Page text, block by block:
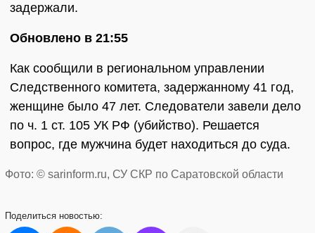
задержали.
Обновлено в 21:55
Как сообщили в региональном управлении
Следственного комитета, задержанному 41 год,
женщине было 47 лет. Следователи завели дело
по ч. 1 ст. 105 УК РФ (убийство). Решается
вопрос, где мужчина будет находиться до суда.
Фото: © sarinform.ru, СУ СКР по Саратовской области
Поделиться новостью: